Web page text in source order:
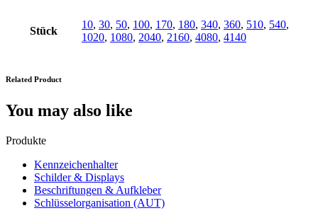
Stück
10, 30, 50, 100, 170, 180, 340, 360, 510, 540,
1020, 1080, 2040, 2160, 4080, 4140
Related Product
You may also like
Produkte
Kennzeichenhalter
Schilder & Displays
Beschriftungen & Aufkleber
Schlüsselorganisation (AUT)